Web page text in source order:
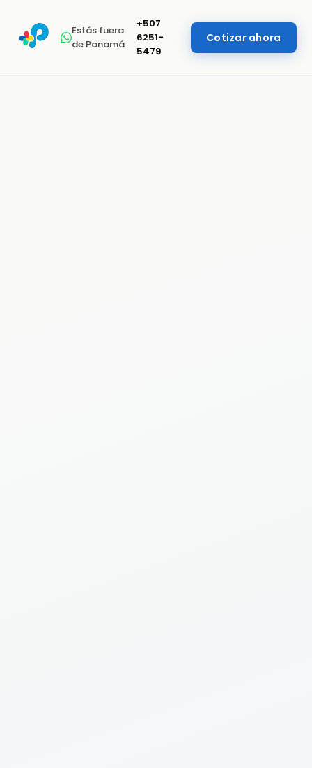
Estás fuera
de Panamá
+507
6251-
5479
Cotizar ahora